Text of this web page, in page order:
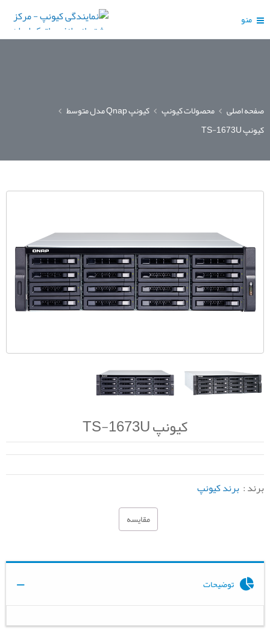
منو
صفحه اصلی محصولات کیونپ
کیونپ Qnap مدل متوسط
کیونپ TS-1673U
کیونپ TS-1673U
برند : برند کیونپ
مقایسه
توضیحات